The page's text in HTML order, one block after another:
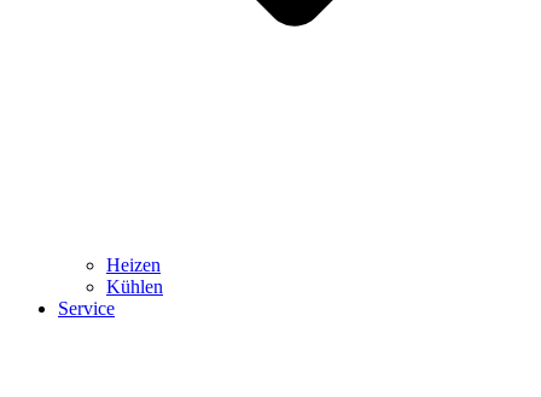
Heizen
Kühlen
Service